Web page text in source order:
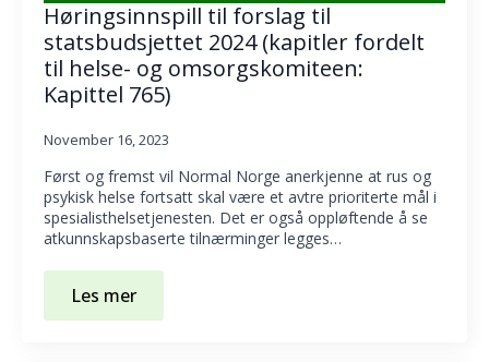
Høringsinnspill til forslag til
statsbudsjettet 2024 (kapitler fordelt
til helse- og omsorgskomiteen:
Kapittel 765)
November 16, 2023
Først og fremst vil Normal Norge anerkjenne at rus og
psykisk helse fortsatt skal være et avtre prioriterte mål i
spesialisthelsetjenesten. Det er også oppløftende å se
atkunnskapsbaserte tilnærminger legges…
Les mer